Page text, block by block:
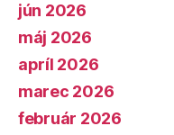
jún 2026
máj 2026
apríl 2026
marec 2026
február 2026